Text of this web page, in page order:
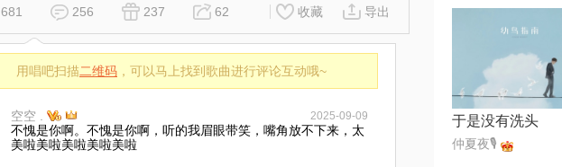
681 256 237 62 收藏 导出
用唱吧扫描二维码 ，可以马上找到歌曲进行评论互动哦~
空空 . 2025-09-09
不愧是你啊。不愧是你啊，听的我眉眼带笑，嘴角放不下来，太
美啦美啦美啦美啦美啦
于是没有洗头
仲夏夜🎙